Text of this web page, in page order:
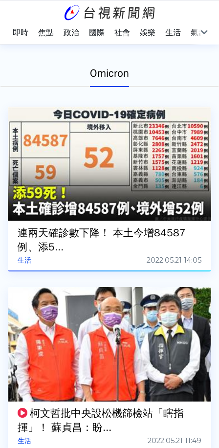
即時 焦點 政治 國際 社會 娛樂 生活 氣象
Omicron
生活
連兩天確診數下降！ 本土今增84587
例、添5...
2022.05.21 14:05
生活
柯文哲批中央設松機篩檢站「瞎指
揮」！ 蘇貞昌：盼...
2022.05.21 11:49